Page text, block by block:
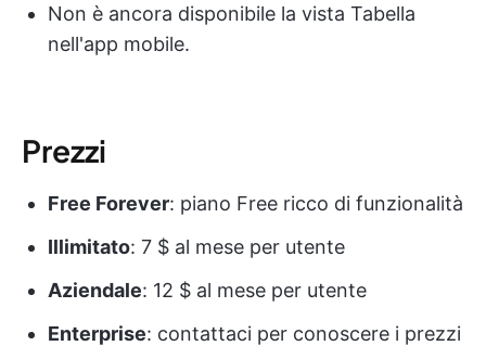
Non è ancora disponibile la vista Tabella
nell'app mobile.
Prezzi
Free Forever: piano Free ricco di funzionalità
Illimitato: 7 $ al mese per utente
Aziendale: 12 $ al mese per utente
Enterprise: contattaci per conoscere i prezzi